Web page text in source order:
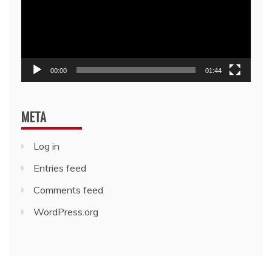
00:00 01:44
META
Log in
Entries feed
Comments feed
WordPress.org